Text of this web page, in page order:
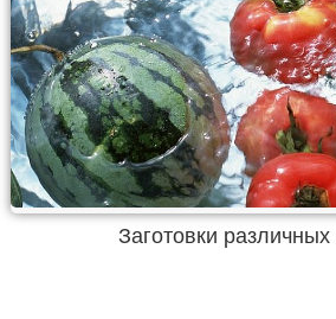
Заготовки